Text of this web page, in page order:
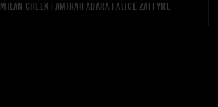
MILAN CHEEK |AMIRAH ADARA |ALICE ZAFFYRE